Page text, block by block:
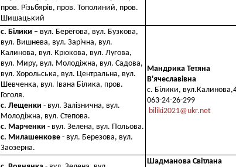
пров. Різьбярів, пров. Тополиний, пров.
Шишацький
с. Білики – вул. Берегова, вул. Бузкова,
вул. Вишнева, вул. Зарічна, вул.
Калинова, вул. Крюкова, вул. Лугова,
вул. Миру, вул. Молодіжна, вул. Садова,
вул. Хорольська, вул. Центральна, вул.
Шевченка, вул. Івана Білика, пров.
Гоголя.
с. Лещенки - вул. Залізнична, вул.
Молодіжна, вул. Степова.
с. Марченки - вул. Зелена, вул. Польова.
с. Милашенкове - вул. Березова, вул.
Заозерна.
Мандрика Тетяна
В'ячеславівна
с. Білики,
063-24-26-299
biliki2021@ukr.net
Шадманова Світлана